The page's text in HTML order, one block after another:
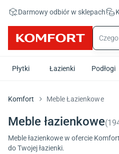
Darmowy odbiór w sklepach
Płytki Łazienki Podłogi
Komfort Meble Łazienkowe
Meble łazienkowe(
Meble łazienkowe w ofercie
do Twojej łazienki.